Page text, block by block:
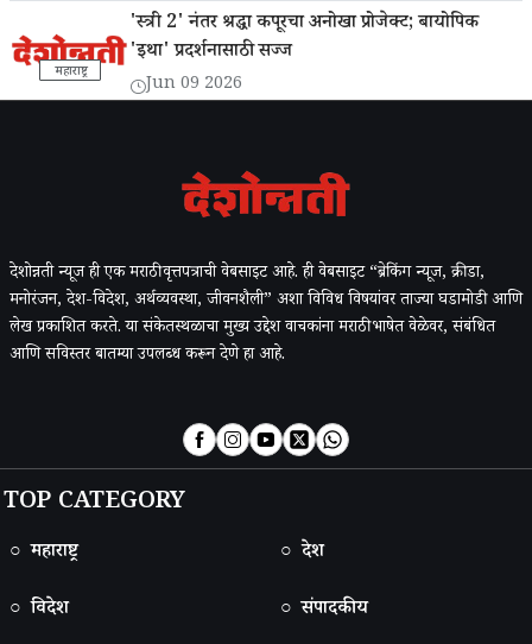
महाराष्ट्र
'स्त्री 2' नंतर श्रद्धा कपूरचा अनोखा प्रोजेक्ट; बायोपिक
'इथा' प्रदर्शनासाठी सज्ज
Jun 09 2026
देशोन्नती न्यूज ही एक मराठी वृत्तपत्राची वेबसाइट आहे. ही वेबसाइट “ब्रेकिंग न्यूज, क्रीडा,
मनोरंजन, देश-विदेश, अर्थव्यवस्था, जीवनशैली” अशा विविध विषयांवर ताज्या घडामोडी आणि
लेख प्रकाशित करते. या संकेतस्थळाचा मुख्य उद्देश वाचकांना मराठी भाषेत वेळेवर, संबंधित
आणि सविस्तर बातम्या उपलब्ध करून देणे हा आहे.
TOP CATEGORY
○ महाराष्ट्र
○ देश
○ विदेश
○ संपादकीय